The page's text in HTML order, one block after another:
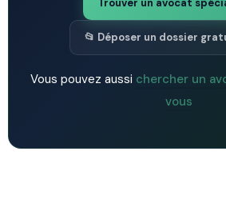
Trouver un avocat
📂 Déposer un dossier
Vous pouvez aussi chercher un
vous